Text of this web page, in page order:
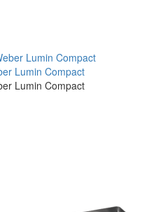
Lumin Compact
Lumin Compact